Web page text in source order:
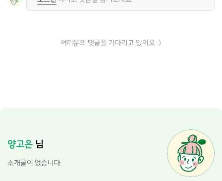
여러분의 댓글을 기다리고 있어요 :)
양고은 님
소개글이 없습니다.